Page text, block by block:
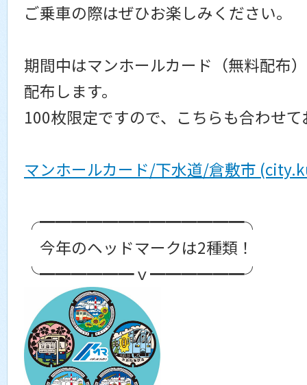
ご乗車の際はぜひお楽しみください。
期間中はマンホールカード（無料配布
配布します。
100枚限定ですので、こちらも合わせ
マンホールカード/下水道/倉敷市
╭━━━━━━━━━━━━━╮
今年のヘッドマークは2種類！
╰━━━━━━ｖ━━━━━━╯